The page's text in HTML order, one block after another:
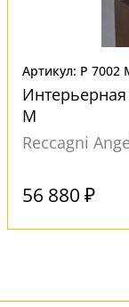
Артикул: P 7002
M
Reccagni
56 880 ₽